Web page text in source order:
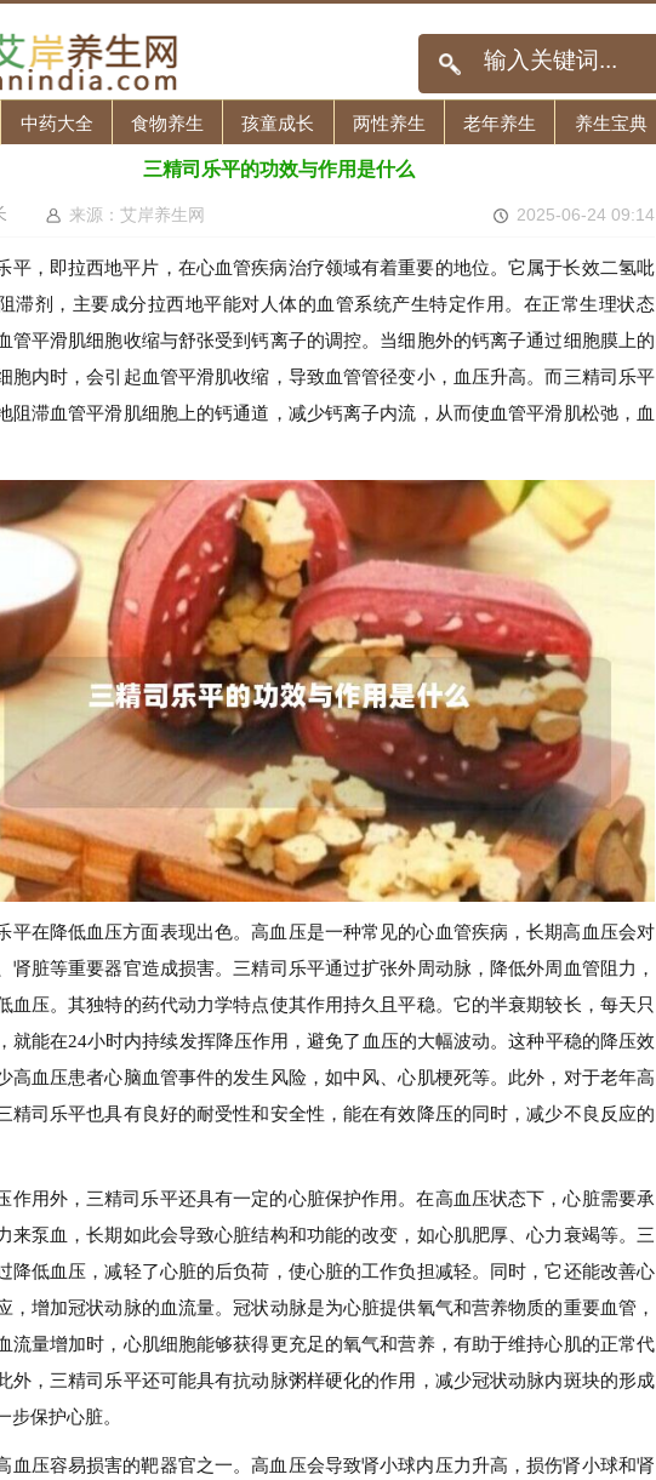
中药大全 食物养生 孩童成长 两性养生 老年养生 养生宝典
三精司乐平的功效与作用是什么
来源：艾岸养生网 2025-06-24 09:14
平，即拉西地平片，在心血管疾病治疗领域有着重要的地位。它属于长效二氢吡
滞剂，主要成分拉西地平能对人体的血管系统产生特定作用。在正常生理状态
管平滑肌细胞收缩与舒张受到钙离子的调控。当细胞外的钙离子通过细胞膜上的
胞内时，会引起血管平滑肌收缩，导致血管管径变小，血压升高。而三精司乐平
阻滞血管平滑肌细胞上的钙通道，减少钙离子内流，从而使血管平滑肌松弛，血
平在降低血压方面表现出色。高血压是一种常见的心血管疾病，长期高血压会对
肾脏等重要器官造成损害。三精司乐平通过扩张外周动脉，降低外周血管阻力，
血压。其独特的药代动力学特点使其作用持久且平稳。它的半衰期较长，每天只
就能在24小时内持续发挥降压作用，避免了血压的大幅波动。这种平稳的降压效
高血压患者心脑血管事件的发生风险，如中风、心肌梗死等。此外，对于老年高
精司乐平也具有良好的耐受性和安全性，能在有效降压的同时，减少不良反应的
作用外，三精司乐平还具有一定的心脏保护作用。在高血压状态下，心脏需要承
来泵血，长期如此会导致心脏结构和功能的改变，如心肌肥厚、心力衰竭等。三
降低血压，减轻了心脏的后负荷，使心脏的工作负担减轻。同时，它还能改善心
，增加冠状动脉的血流量。冠状动脉是为心脏提供氧气和营养物质的重要血管，
流量增加时，心肌细胞能够获得更充足的氧气和营养，有助于维持心肌的正常代
外，三精司乐平还可能具有抗动脉粥样硬化的作用，减少冠状动脉内斑块的形成
步保护心脏。
血压容易损害的靶器官之一。高血压会导致肾小球内压力升高，损伤肾小球和肾